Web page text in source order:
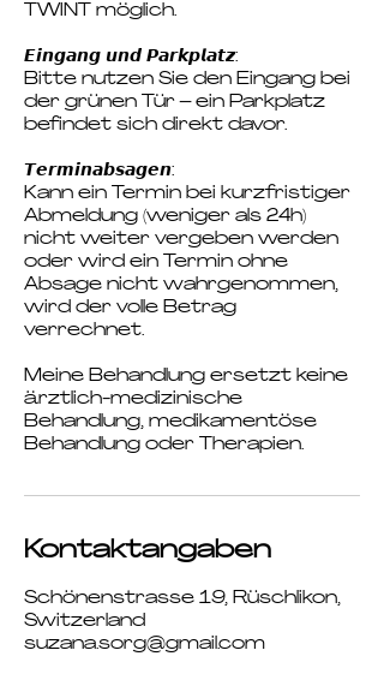
TWINT möglich.
𝙀𝙞𝙣𝙜𝙖𝙣𝙜 𝙪𝙣𝙙 𝙋𝙖𝙧𝙠𝙥𝙡𝙖𝙩𝙯:
Bitte nutzen Sie den Eingang bei
der grünen Tür – ein Parkplatz
befindet sich direkt davor.
𝙏𝙚𝙧𝙢𝙞𝙣𝙖𝙗𝙨𝙖𝙜𝙚𝙣:
Kann ein Termin bei kurzfristiger
Abmeldung (weniger als 24h)
nicht weiter vergeben werden
oder wird ein Termin ohne
Absage nicht wahrgenommen,
wird der volle Betrag
verrechnet.
Meine Behandlung ersetzt keine
ärztlich-medizinische
Behandlung, medikamentöse
Behandlung oder Therapien.
Kontaktangaben
Schönenstrasse 19, Rüschlikon,
Switzerland
suzana.sorg@gmail.com